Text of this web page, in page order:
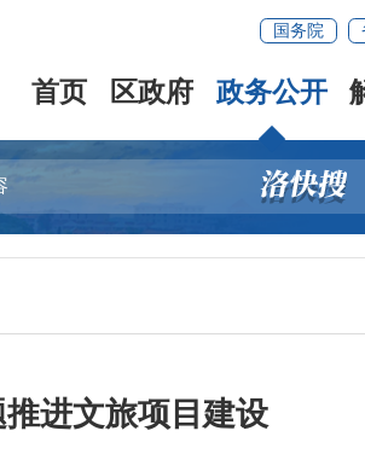
国务院
首页 区政府 政务公开
进文旅项目建设